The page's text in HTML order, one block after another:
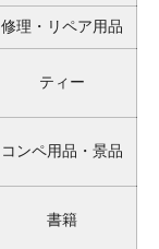
修理・リペア用品
ティー
コンペ用品・景品
書籍